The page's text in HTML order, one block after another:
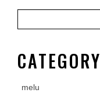
o
o
k
CATEGORY
melu